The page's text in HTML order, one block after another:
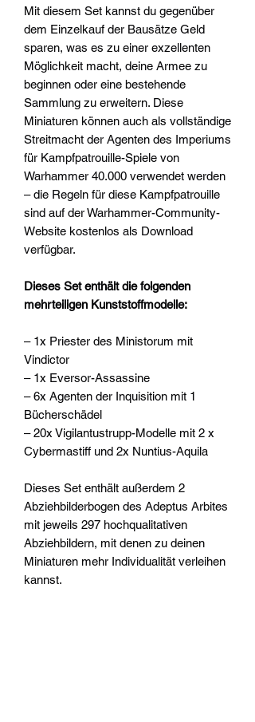
Mit diesem Set kannst du gegenüber
dem Einzelkauf der Bausätze Geld
sparen, was es zu einer exzellenten
Möglichkeit macht, deine Armee zu
beginnen oder eine bestehende
Sammlung zu erweitern. Diese
Miniaturen können auch als vollständige
Streitmacht der Agenten des Imperiums
für Kampfpatrouille-Spiele von
Warhammer 40.000 verwendet werden
– die Regeln für diese Kampfpatrouille
sind auf der Warhammer-Community-
Website kostenlos als Download
verfügbar.
Dieses Set enthält die folgenden
mehrteiligen Kunststoffmodelle:
– 1x Priester des Ministorum mit
Vindictor
– 1x Eversor-Assassine
– 6x Agenten der Inquisition mit 1
Bücherschädel
– 20x Vigilantustrupp-Modelle mit 2 x
Cybermastiff und 2x Nuntius-Aquila
Dieses Set enthält außerdem 2
Abziehbilderbogen des Adeptus Arbites
mit jeweils 297 hochqualitativen
Abziehbildern, mit denen zu deinen
Miniaturen mehr Individualität verleihen
kannst.